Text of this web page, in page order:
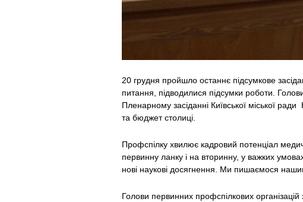
20 грудня пройшло останнє підсумкове
питання, підводилися підсумки роботи.
Пленарному засіданні Київської міської
та бюджет столиці.
Профспілку хвилює кадровий потенціал
первинну ланку і на вторинну, у важких
нові наукові досягнення. Ми пишаємося
Голови первинних профспілкових